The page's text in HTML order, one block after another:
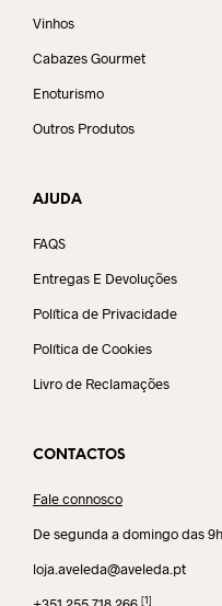
Vinhos
Cabazes Gourmet
Enoturismo
Outros Produtos
AJUDA
FAQS
Entregas E Devoluções
Política de Privacidade
Política de Cookies
Livro de Reclamações
CONTACTOS
Fale connosco
De segunda a domingo das
loja.aveleda@aveleda.pt
[1]